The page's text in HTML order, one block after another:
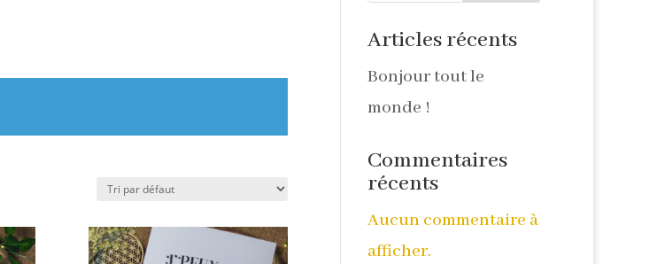
Articles récents
Bonjour tout le
monde !
Commentaires
récents
Aucun commentaire à
afficher.